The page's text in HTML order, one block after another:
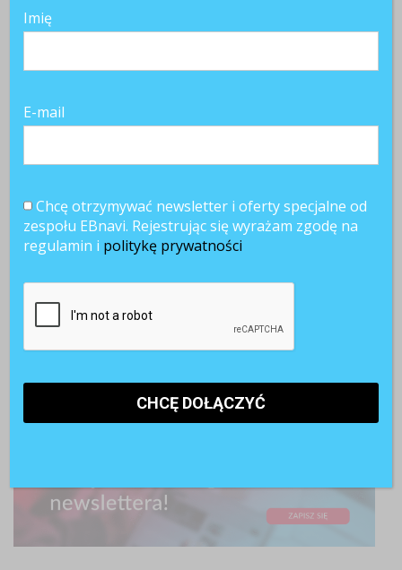
Imię
E-mail
Chcę otrzymywać newsletter i oferty specjalne od
zespołu EBnavi. Rejestrując się wyrażam zgodę na
regulamin i politykę prywatności